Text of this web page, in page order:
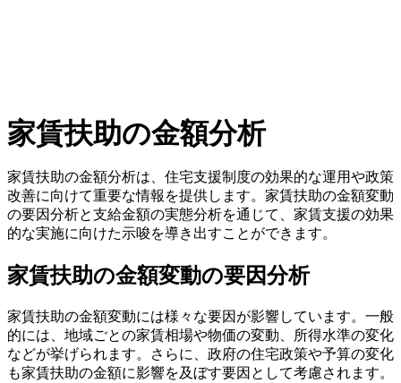
家賃扶助の金額分析
家賃扶助の金額分析は、住宅支援制度の効果的な運用や政策
改善に向けて重要な情報を提供します。家賃扶助の金額変動
の要因分析と支給金額の実態分析を通じて、家賃支援の効果
的な実施に向けた示唆を導き出すことができます。
家賃扶助の金額変動の要因分析
家賃扶助の金額変動には様々な要因が影響しています。一般
的には、地域ごとの家賃相場や物価の変動、所得水準の変化
などが挙げられます。さらに、政府の住宅政策や予算の変化
も家賃扶助の金額に影響を及ぼす要因として考慮されます。